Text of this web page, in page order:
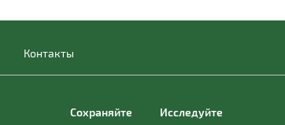
Контакты
Сохраняйте
Исследуйте